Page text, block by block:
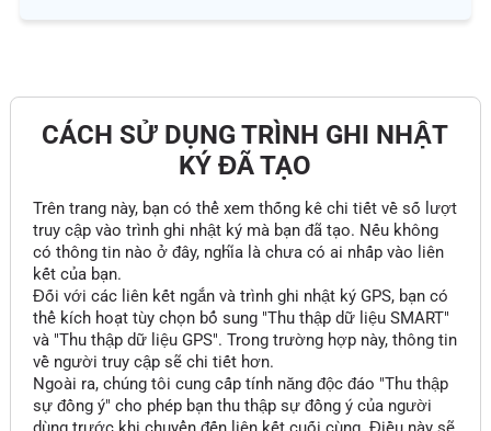
CÁCH SỬ DỤNG TRÌNH GHI NHẬT
KÝ ĐÃ TẠO
Trên trang này, bạn có thể xem thống kê chi tiết về số lượt
truy cập vào trình ghi nhật ký mà bạn đã tạo. Nếu không
có thông tin nào ở đây, nghĩa là chưa có ai nhấp vào liên
kết của bạn.
Đối với các liên kết ngắn và trình ghi nhật ký GPS, bạn có
thể kích hoạt tùy chọn bổ sung "Thu thập dữ liệu SMART"
và "Thu thập dữ liệu GPS". Trong trường hợp này, thông tin
về người truy cập sẽ chi tiết hơn.
Ngoài ra, chúng tôi cung cấp tính năng độc đáo "Thu thập
sự đồng ý" cho phép bạn thu thập sự đồng ý của người